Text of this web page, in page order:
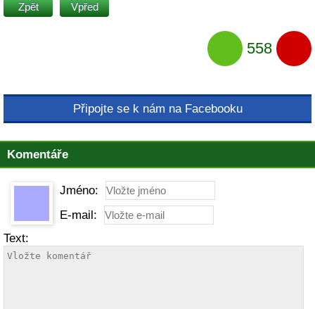
Zpět Vpřed
558
Připojte se k nám na Facebooku
Komentáře
Jméno:
E-mail:
Text: